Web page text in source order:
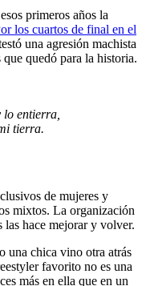
primeros años la
los cuartos de final en el
una agresión machista
quedó para la historia.
entierra,
tierra.
de mujeres y
mixtos. La organización
las hace mejorar y volver.
una chica vino otra atrás
favorito no es una
más en ella que en un